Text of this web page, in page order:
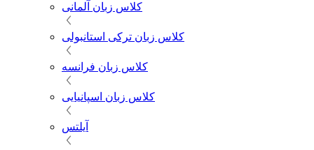
کلاس زبان آلمانی
کلاس زبان ترکی استانبولی
کلاس زبان فرانسه
کلاس زبان اسپانیایی
آیلتس